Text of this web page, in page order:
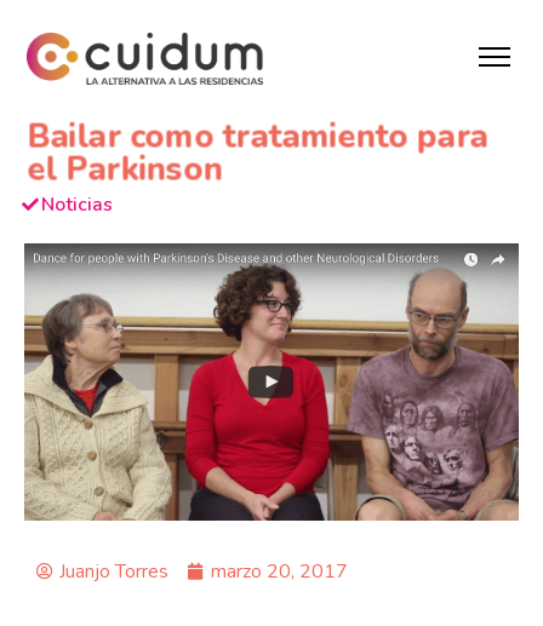
Bailar como tratamiento para
el Parkinson
Noticias
Juanjo Torres marzo 20, 2017